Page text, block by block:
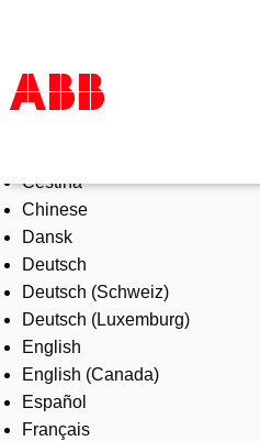
Products & Solutions
Industries
Services
About us
Where to buy
Contact us
Careers
Čeština
Chinese
Dansk
Deutsch
Deutsch (Schweiz)
Deutsch (Luxemburg)
English
English (Canada)
Español
Français